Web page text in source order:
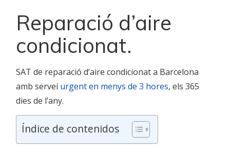
Reparació d’aire
condicionat.
SAT de reparació d’aire condicionat a Barcelona
amb servei urgent en menys de 3 hores, els 365
dies de l’any.
Índice de contenidos